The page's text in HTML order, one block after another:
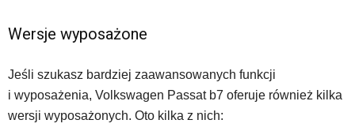
Wersje wyposażone
Jeśli szukasz bardziej zaawansowanych funkcji
i wyposażenia, Volkswagen Passat b7 oferuje również kilka
wersji wyposażonych. Oto kilka z nich: